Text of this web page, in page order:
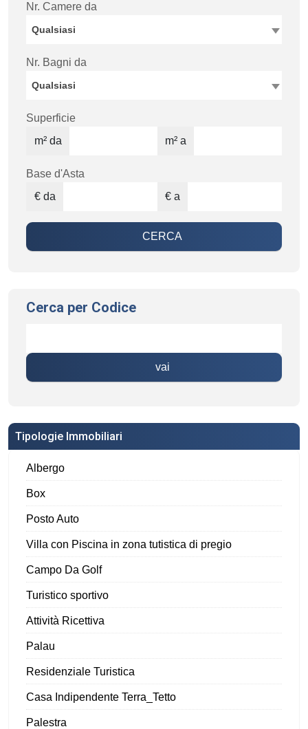
Nr. Camere da
Qualsiasi
Nr. Bagni da
Qualsiasi
Superficie
m² da
m² a
Base d'Asta
€ da
€ a
CERCA
Cerca per Codice
vai
Tipologie Immobiliari
Albergo
Box
Posto Auto
Villa con Piscina in zona tutistica di pregio
Campo Da Golf
Turistico sportivo
Attività Ricettiva
Palau
Residenziale Turistica
Casa Indipendente Terra_Tetto
Palestra